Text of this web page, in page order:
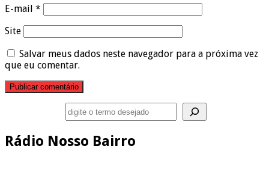
E-mail *
Site
Salvar meus dados neste navegador para a próxima vez
que eu comentar.
Rádio Nosso Bairro